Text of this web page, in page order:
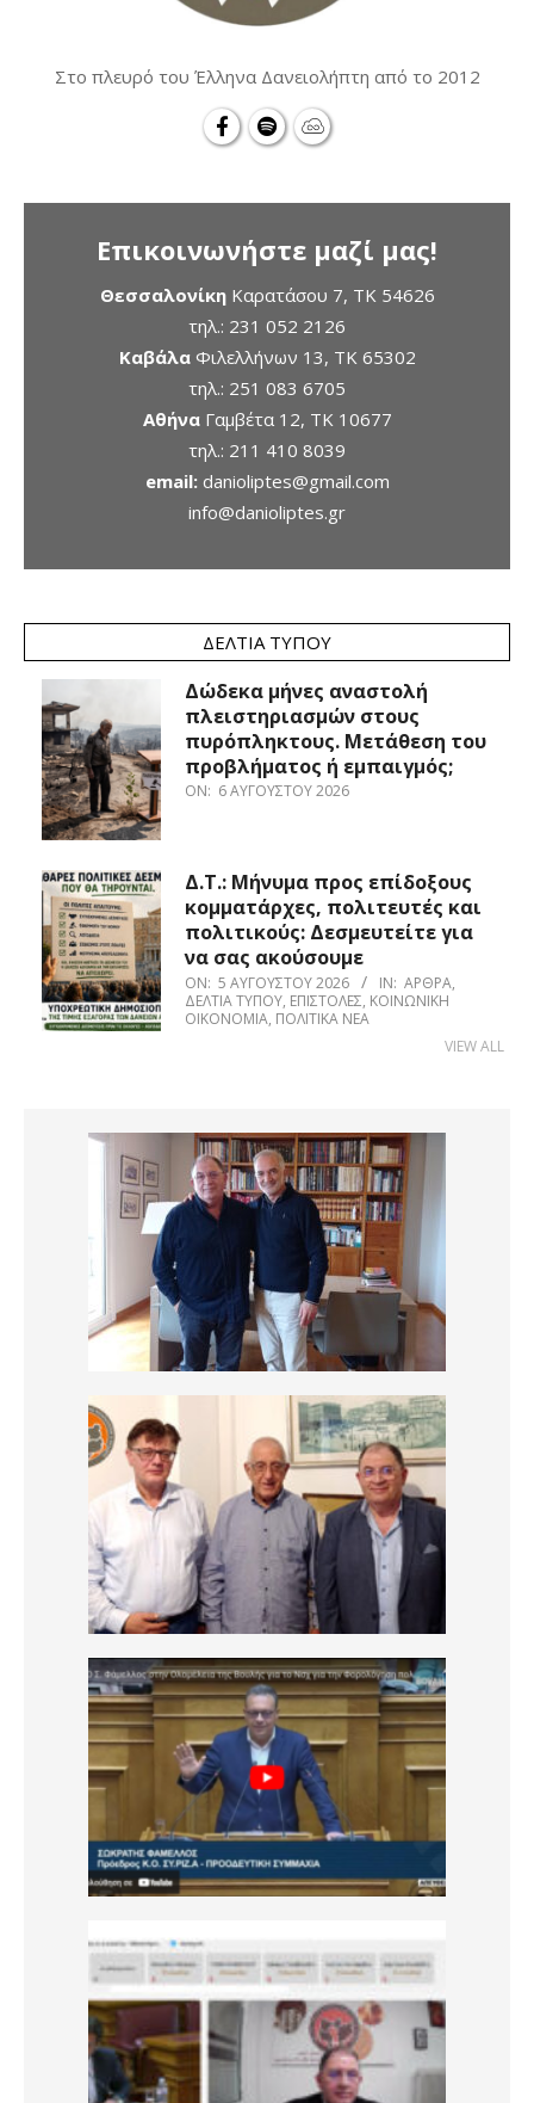
Στο πλευρό του Έλληνα Δανειολήπτη από το 2012
Επικοινωνήστε μαζί μας!
ΘεσσαλονίκηΚαρατάσου 7, TK 54626
τηλ.: 231 052 2126
ΚαβάλαΦιλελλήνων 13, ΤΚ 65302
τηλ.: 251 083 6705
ΑθήναΓαμβέτα 12, ΤΚ 10677
τηλ.: 211 410 8039
email: danioliptes@gmail.com
info@danioliptes.gr
ΔΕΛΤΊΑ ΤΎΠΟΥ
Δώδεκα μήνες αναστολή
πλειστηριασμών στους
πυρόπληκτους. Μετάθεση του
προβλήματος ή εμπαιγμός;
ON: 6 ΑΥΓΟΎΣΤΟΥ 2026
Δ.Τ.: Μήνυμα προς επίδοξους
κομματάρχες, πολιτευτές και
πολιτικούς: Δεσμευτείτε για
να σας ακούσουμε
ON: 5 ΑΥΓΟΎΣΤΟΥ 2026 IN: ΆΡΘΡΑ,
ΔΕΛΤΊΑ ΤΎΠΟΥ, ΕΠΙΣΤΟΛΈΣ, ΚΟΙΝΩΝΙΚΉ
ΟΙΚΟΝΟΜΊΑ, ΠΟΛΙΤΙΚΆ ΝΈΑ
VIEW ALL